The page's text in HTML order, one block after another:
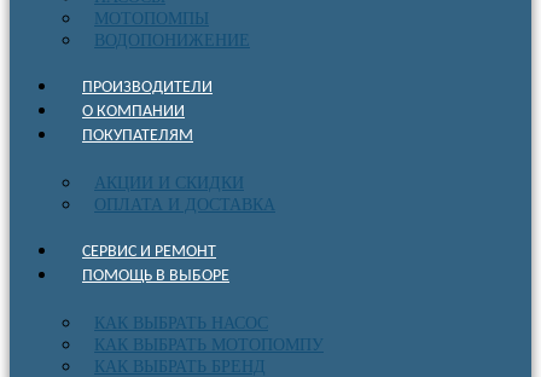
МОТОПОМПЫ
ВОДОПОНИЖЕНИЕ
ПРОИЗВОДИТЕЛИ
О КОМПАНИИ
ПОКУПАТЕЛЯМ
АКЦИИ И СКИДКИ
ОПЛАТА И ДОСТАВКА
СЕРВИС И РЕМОНТ
ПОМОЩЬ В ВЫБОРЕ
КАК ВЫБРАТЬ НАСОС
КАК ВЫБРАТЬ МОТОПОМПУ
КАК ВЫБРАТЬ БРЕНД